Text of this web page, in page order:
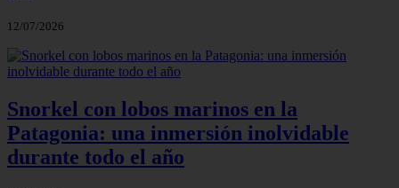
12/07/2026
Snorkel con lobos marinos en la
Patagonia: una inmersión inolvidable
durante todo el año